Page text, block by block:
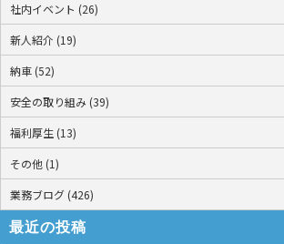
社内イベント (26)
新人紹介 (19)
納車 (52)
安全の取り組み (39)
福利厚生 (13)
その他 (1)
業務ブログ (426)
最近の投稿